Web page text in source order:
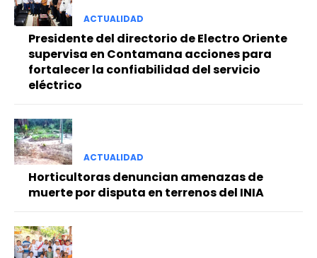
ACTUALIDAD
Presidente del directorio de Electro Oriente
supervisa en Contamana acciones para
fortalecer la confiabilidad del servicio
eléctrico
ACTUALIDAD
Horticultoras denuncian amenazas de
muerte por disputa en terrenos del INIA